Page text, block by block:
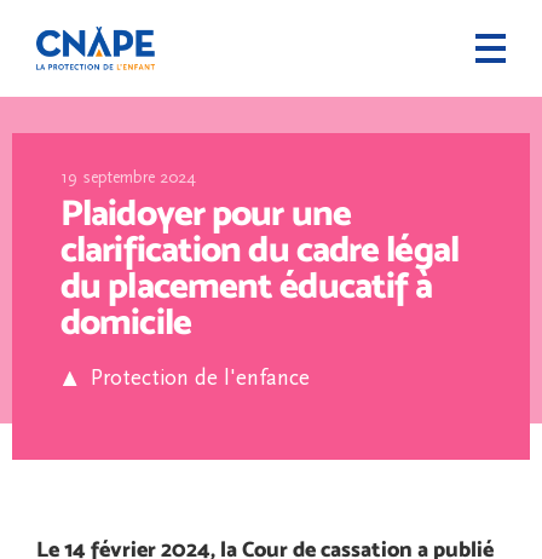
19 septembre 2024
Plaidoyer pour une
clarification du cadre légal
du placement éducatif à
domicile
Protection de l'enfance
Le 14 février 2024, la Cour de cassation a publié